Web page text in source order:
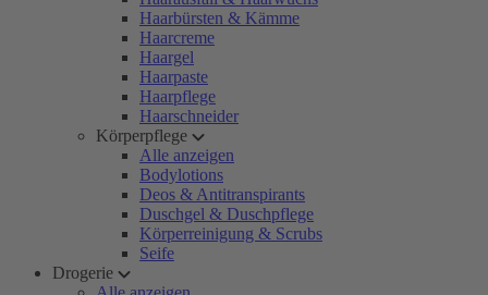
Haarbürsten & Kämme
Haarcreme
Haargel
Haarpaste
Haarpflege
Haarschneider
Körperpflege
Alle anzeigen
Bodylotions
Deos & Antitranspirants
Duschgel & Duschpflege
Körperreinigung & Scrubs
Seife
Drogerie